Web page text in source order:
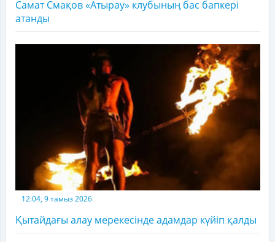
Самат Смақов «Атырау» клубының бас бапкері
атанды
12:04, 9 тамыз 2026
Қытайдағы алау мерекесінде адамдар күйіп қалды